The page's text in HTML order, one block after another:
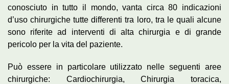
conosciuto in tutto il mondo, vanta circa 80 indicazioni
d’uso chirurgiche tutte differenti tra loro, tra le quali alcune
sono riferite ad interventi di alta chirurgia e di grande
pericolo per la vita del paziente.
Può essere in particolare utilizzato nelle seguenti aree
chirurgiche: Cardiochirurgia, Chirurgia toracica,